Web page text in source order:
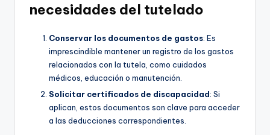
necesidades del tutelado
Conservar los documentos de gastos: Es
imprescindible mantener un registro de los gastos
relacionados con la tutela, como cuidados
médicos, educación o manutención.
Solicitar certificados de discapacidad: Si
aplican, estos documentos son clave para acceder
a las deducciones correspondientes.